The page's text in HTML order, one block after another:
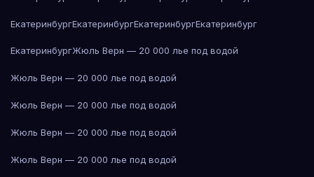
ЕкатеринбургЕкатеринбургЕкатеринбургЕкатеринбург
ЕкатеринбургЖюль Верн — 20 000 лье под водой
Жюль Верн — 20 000 лье под водой
Жюль Верн — 20 000 лье под водой
Жюль Верн — 20 000 лье под водой
Жюль Верн — 20 000 лье под водой